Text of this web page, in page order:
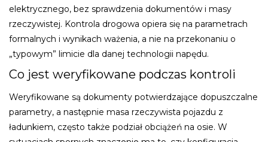
elektrycznego, bez sprawdzenia dokumentów i masy
rzeczywistej. Kontrola drogowa opiera się na parametrach
formalnych i wynikach ważenia, a nie na przekonaniu o
„typowym” limicie dla danej technologii napędu.
Co jest weryfikowane podczas kontroli
Weryfikowane są dokumenty potwierdzające dopuszczalne
parametry, a następnie masa rzeczywista pojazdu z
ładunkiem, często także podział obciążeń na osie. W